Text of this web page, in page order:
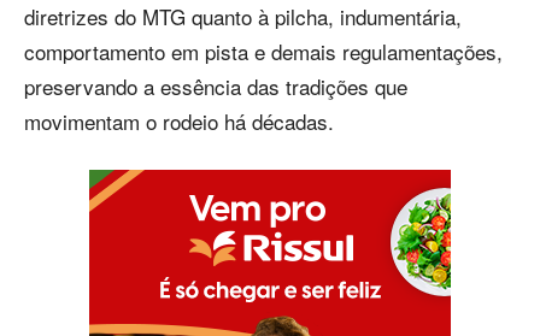
diretrizes do MTG quanto à pilcha, indumentária,
comportamento em pista e demais regulamentações,
preservando a essência das tradições que
movimentam o rodeio há décadas.